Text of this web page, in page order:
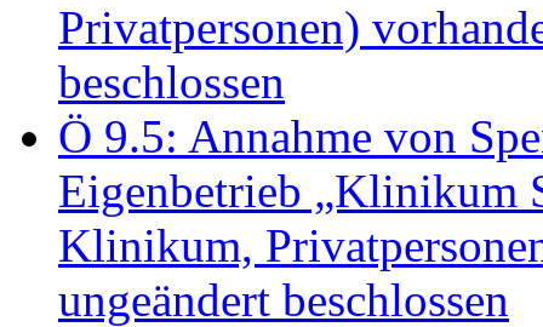
Privatpersonen)
beschlossen
Ö 9.5: Annahme von
Eigenbetrieb „Klinikum
Klinikum,
ungeändert beschlossen